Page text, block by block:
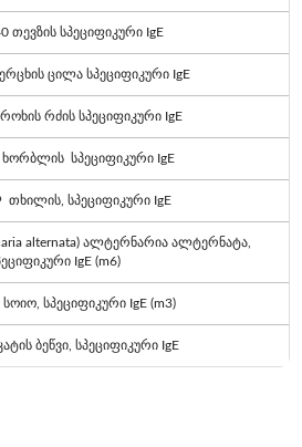
სპეციფიკური IgE
ცილა სპეციფიკური IgE
რძის სპეციფიკური IgE
სპეციფიკური IgE
სპეციფიკური IgE
alternata) ალტერნარია ალტერნატა,
IgE (m6)
სპეციფიკური IgE (m3)
ბეწვი, სპეციფიკური IgE